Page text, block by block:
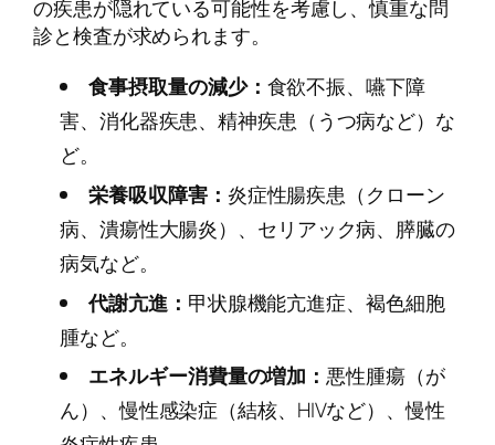
の疾患が隠れている可能性を考慮し、慎重な問
診と検査が求められます。
食事摂取量の減少： 食欲不振、嚥下障
害、消化器疾患、精神疾患（うつ病など）な
ど。
栄養吸収障害： 炎症性腸疾患（クローン
病、潰瘍性大腸炎）、セリアック病、膵臓の
病気など。
代謝亢進： 甲状腺機能亢進症、褐色細胞
腫など。
エネルギー消費量の増加：悪性腫瘍（が
ん）、慢性感染症（結核、HIVなど）、慢性